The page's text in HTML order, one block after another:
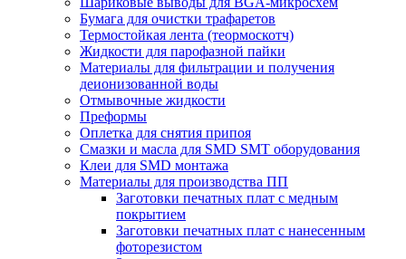
Бумага для очистки трафаретов
Термостойкая лента (теормоскотч)
Жидкости для парофазной пайки
Материалы для фильтрации и получения
деионизованной воды
Отмывочные жидкости
Преформы
Оплетка для снятия припоя
Смазки и масла для SMD SMT оборудования
Клеи для SMD монтажа
Материалы для производства ПП
Заготовки печатных плат с медным
покрытием
Заготовки печатных плат с нанесенным
фоторезистом